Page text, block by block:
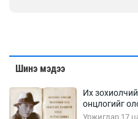
Шинэ мэдээ
Их
онцлогийг
Уржигдар 17